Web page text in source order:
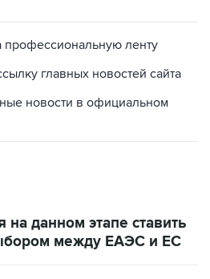
профессиональную ленту
главных новостей сайта
новости в официальном
данном этапе ставить
между ЕАЭС и ЕС